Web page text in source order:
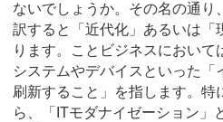
ないでしょうか。その名の通り
訳すると「近代化」あるいは「
ります。ことビジネスにおい
システムやデバイスといった「
刷新すること」を指します。特
ら、「ITモダナイゼーション」